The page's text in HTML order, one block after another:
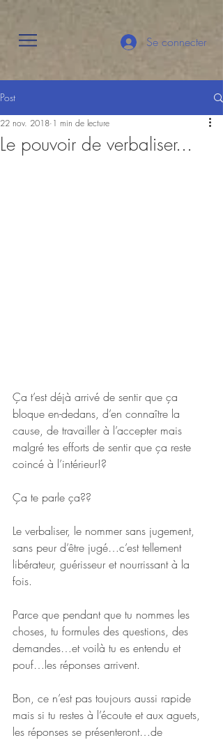
Se connecter
Post
Le pouvoir de verbaliser...
22 nov. 2018 1 min de lecture
Ça t’est déjà arrivé de sentir que ça
bloque en-dedans, d’en connaître la
cause, de travailler à l’accepter mais
malgré tes efforts de sentir que ça reste
coincé à l’intérieur!?
Ça te parle ça??
Le verbaliser, le nommer sans jugement,
sans peur d’être jugé…c’est tellement
libérateur, guérisseur et nourrissant à la
fois.
Parce que pendant que tu nommes les
choses, tu formules des questions, des
demandes…et voilà tu es entendu et
pouf…les réponses arrivent.
Bon, ce n’est pas toujours aussi rapide
mais si tu restes à l’écoute et aux aguets,
les réponses se présenteront…de